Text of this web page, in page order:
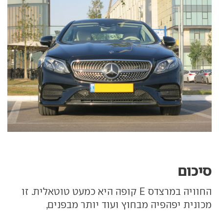
סיכום
החוויה במרצדס E קופה היא כמעט טוטאלית. זו
מכונית יפהפיה מבחוץ ועוד יותר מבפנים,